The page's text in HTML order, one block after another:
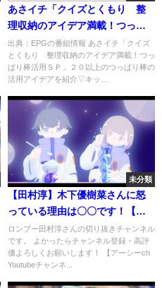
あさイチ「クイズとくもり 整
理収納のアイデア満載！つっぱ
り棒活用ＳＰ」[字]…の番組内容
解析まとめ
出典：EPGの番組情報 あさイチ「クイズ
とくもり 整理収納のアイデア満載！つっ
ぱり棒活用ＳＰ」２０以上のつっぱり棒の
活用アイデアを紹介▽キッ...
未分類
【田村淳】木下優樹菜さんに怒
っている理由は〇〇です！【木
下優樹菜】【高知東生】【後藤
祐樹】【乙武洋匡】 【ガーシー
ch】【アーシーch】！！ 〜切り
ロンブー田村淳さんの切り抜きチャンネル
です。 よかったらチャンネル登録・高評
価よろしくお願いします！ 【アーシーch
Youtubeチャンネ...